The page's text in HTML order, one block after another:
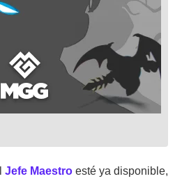
Jefe Maestro esté ya disponible,